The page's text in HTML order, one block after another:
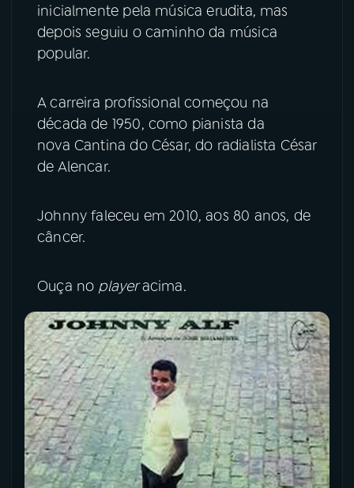
inicialmente pela música erudita, mas
depois seguiu o caminho da música
popular.
A carreira profissional começou na
década de 1950, como pianista da
nova Cantina do César, do radialista César
de Alencar.
Johnny faleceu em 2010, aos 80 anos, de
câncer.
Ouça no playeracima.